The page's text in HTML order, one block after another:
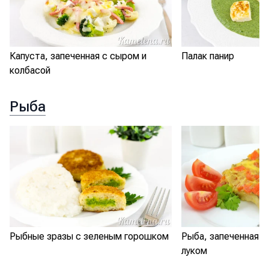
Капуста, запеченная с сыром и
колбасой
Палак панир
Рыба
Рыбные зразы с зеленым горошком
Рыба, запеченная
луком